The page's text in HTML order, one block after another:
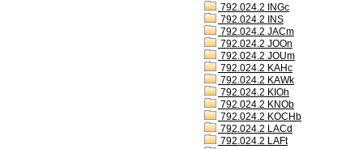
792.024.2 INGc
792.024.2 INS
792.024.2 JACm
792.024.2 JOOn
792.024.2 JOUm
792.024.2 KAHc
792.024.2 KAWk
792.024.2 KIOh
792.024.2 KNOb
792.024.2 KOCHb
792.024.2 LACd
792.024.2 LAFt